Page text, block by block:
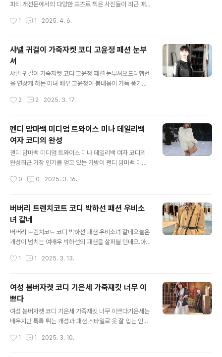
파리 개선문에서의 다양한 포즈로 찍은 사진들이 최근 매
차은우이기에 주목을 받는 게 아닐까 하는데요. 시원시원
빨도 너무 잘 받는 것 같습니다. 거꾸로 뒤집어쓴 볼캡도 멋
있고, 무언가 허술해 보이면서 빈틈같아 보이는 흰 티를 자
켓 밖으로 빼서 입은 것과 검은색 팬츠와 나이키 운동화, 꾸
안꾸의 느낌이면서도 무언가 빈틈이 보이지 않는 이유는
무엇일까요? 그리고 언급을 안했지만 다들 알고 계시는 블
디 멋있게 선보인 차은우가 입고 있는 옅은 카키색의 자켓
1 1 2025. 4. 6.
샤넬 귀걸이 가죽자켓 코디 고윤정 패션 눈부
셔
샤넬 귀걸이 가죽자켓 코디 고윤정 패션 눈부셔오드리헵번
을 연상케 하는 미녀 배우 고윤정이 봄내음이 가득 풍기는
스타일에 가죽자켓, 옅은 청바지, 검은색 라운드 셔츠까지
다. 눈부신 미모를 뽐내며 인형처럼 서있는 고윤정은 세련
되면서도 너무 과하지 않은 고급스러움이 묻어나는 귀걸이
를 착용해 더욱 주목받고 있는데요. 고윤정이 착용한 제품
은 샤넬 귀걸이로 2025 봄여름 프리 컬렉션에서 선보였던
제품으로 메탈 베이스에 램스킨 체인과 레진 샤넬 로고가
단추의 느낌이 난다고 이야기를 하는 사람도 있는데... 일부
2 2 2025. 3. 17.
펜디 맘마백 미디엄 트와이스 미나 데일리백
여자 코디의 완성
펜디 맘마백 미디엄 트와이스 미나 데일리백 여자 코디의
완성최근 가장 인기를 얻고 있는 가방이 펜디 맘마백 미디
모습이 너무도 잘 어울린다며, 많은 사람들이 꾸준히 찾아
미나는 겨울에 차가운 느낌의 배경에서 찍은 느낌이라 무
언가 조화가 잘 안 될 것 같지만... 상큼한 미소와 함께 손에
들고 있는 포즈는 사뭇 겨울잠에서 깬 미녀의 모습이랄
까? 아무튼... 데일리백으로 어느 코디든 잘 어울린다는 펜
디 맘마백 미디엄 사이즈 가방 , 베이지 컬러에 끈이 조금
스타일링을 연출하기에 매우 좋은 아이템으로 평가를 받고
0 0 2025. 3. 16.
버버리 트렌치코트 코디 박하선 패션 우비소
녀 같네
버버리 트렌치코트 코디 박하선 패션 우비소녀 같네오늘은
개성이 넘치는 여배우 박하선의 패션을 살펴볼 텐데요.아
죠!조금 더 기온이 상승하기 전 보온효과 및 패션을 드러내
는 분들이 많으실 텐데요. 무언가 데일리룩으로 입고 다니
기에 딱 어울리는 박하선의 버버리 트렌치코트 코디 한번
살펴보자고요. 박하선이 입고 나온 버버리 트렌치코트 코
디 역시나 브랜드의 고유 컬러인 브라운톤의 허벅지까지
내려오는 라인의 레인코트의 느낌인데요. 이 코트의 정확
지퍼가 아닌 단추형이고, 잠그기보다는 살며시 개방하는
1 1 2025. 3. 13.
여성 봄버자켓 코디 기은세 가죽재킷 너무 이
쁘다
여성 봄버자켓 코디 기은세 가죽재킷 너무 이쁘다기은세는
배우지만 톡톡 튀는 개성과 패션 스타일로 옷 잘 입는 인플
도 아름다운 외모와 개성이 어찌보면 배우라는 국한된 직
1 1 2025. 3. 10.